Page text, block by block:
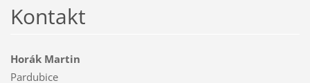
Kontakt
Horák Martin
Pardubice